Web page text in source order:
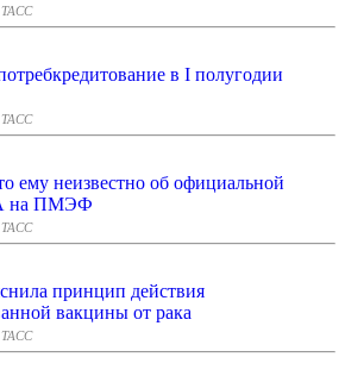
| ТАСС
в I полугодии
| ТАСС
ему неизвестно об официальной
на ПМЭФ
| ТАСС
принцип действия
вакцины от рака
| ТАСС